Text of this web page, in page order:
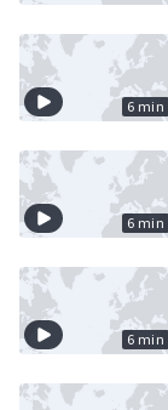
6 min
6 min
6 min